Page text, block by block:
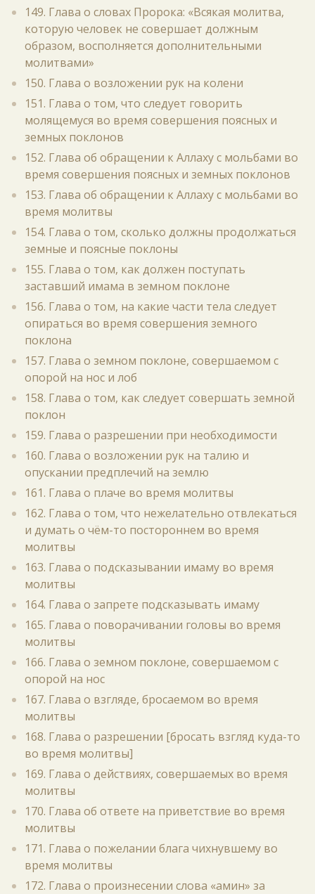
149. Глава о словах Пророка: «Всякая молитва,
которую человек не совершает должным
образом, восполняется дополнительными
молитвами»
150. Глава о возложении рук на колени
151. Глава о том, что следует говорить
молящемуся во время совершения поясных и
земных поклонов
152. Глава об обращении к Аллаху с мольбами во
время совершения поясных и земных поклонов
153. Глава об обращении к Аллаху с мольбами во
время молитвы
154. Глава о том, сколько должны продолжаться
земные и поясные поклоны
155. Глава о том, как должен поступать
заставший имама в земном поклоне
156. Глава о том, на какие части тела следует
опираться во время совершения земного
поклона
157. Глава о земном поклоне, совершаемом с
опорой на нос и лоб
158. Глава о том, как следует совершать земной
поклон
159. Глава о разрешении при необходимости
160. Глава о возложении рук на талию и
опускании предплечий на землю
161. Глава о плаче во время молитвы
162. Глава о том, что нежелательно отвлекаться
и думать о чём-то постороннем во время
молитвы
163. Глава о подсказывании имаму во время
молитвы
164. Глава о запрете подсказывать имаму
165. Глава о поворачивании головы во время
молитвы
166. Глава о земном поклоне, совершаемом с
опорой на нос
167. Глава о взгляде, бросаемом во время
молитвы
168. Глава о разрешении [бросать взгляд куда-то
во время молитвы]
169. Глава о действиях, совершаемых во время
молитвы
170. Глава об ответе на приветствие во время
молитвы
171. Глава о пожелании блага чихнувшему во
время молитвы
172. Глава о произнесении слова «амин» за